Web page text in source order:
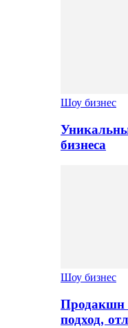
Шоу бизнес
бизнеса
Шоу бизнес
Продакшн
подход,